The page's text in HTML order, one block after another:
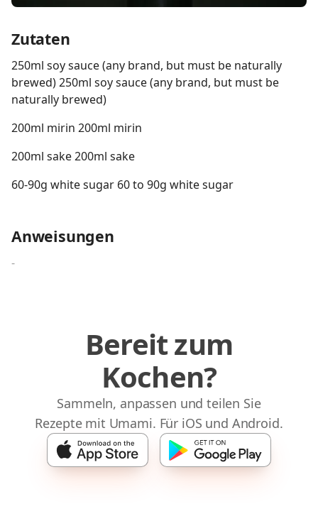
Zutaten
250ml soy sauce (any brand, but must be naturally
brewed) 250ml soy sauce (any brand, but must be
naturally brewed)
200ml mirin 200ml mirin
200ml sake 200ml sake
60-90g white sugar 60 to 90g white sugar
Anweisungen
-
Bereit zum
Kochen?
Sammeln, anpassen und teilen Sie
Rezepte mit Umami. Für iOS und Android.